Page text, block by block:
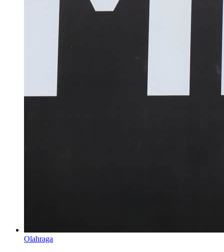
Olahraga